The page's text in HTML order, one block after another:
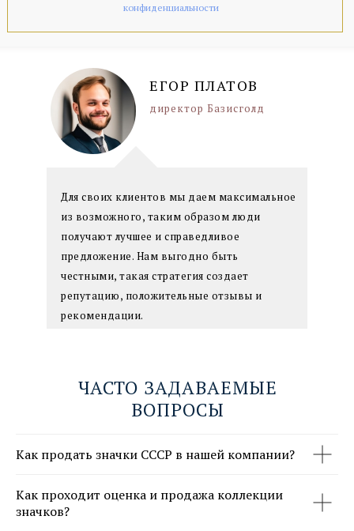
конфиденциальности
Для своих клиентов мы даем максимальное
из возможного, таким образом люди
получают лучшее и справедливое
предложение. Нам выгодно быть
честными, такая стратегия создает
репутацию, положительные отзывы и
рекомендации.
ЕГОР ПЛАТОВ
директор Базисголд
ЧАСТО ЗАДАВАЕМЫЕ
ВОПРОСЫ
Как продать значки СССР в нашей компании?
Как проходит оценка и продажа коллекции
значков?